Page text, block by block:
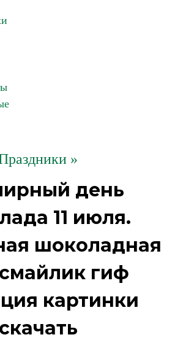
»
день
11 июля.
шоколадная
гиф
картинки
скачать